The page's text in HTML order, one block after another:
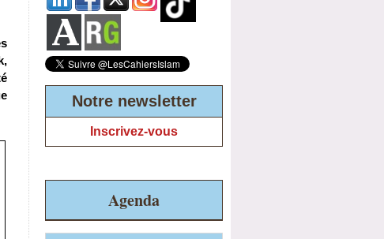
Notre newsletter
Inscrivez-vous
Agenda